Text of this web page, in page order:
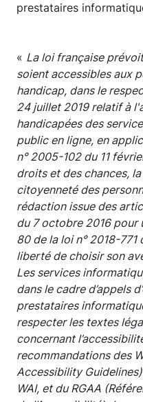
prestataires
« La loi française
soient accessibles aux
handicap, dans le
24 juillet 2019 relatif à
handicapées des
public en ligne, en
n° 2005-102 du 11
droits et des chances,
citoyenneté des
rédaction issue des
du 7 octobre 2016 pour
80 de la loi n° 2018-
liberté de choisir son
Les services
dans le cadre d’appels
prestataires
respecter les textes
concernant
recommandations des
Accessibility
WAI, et du RGAA